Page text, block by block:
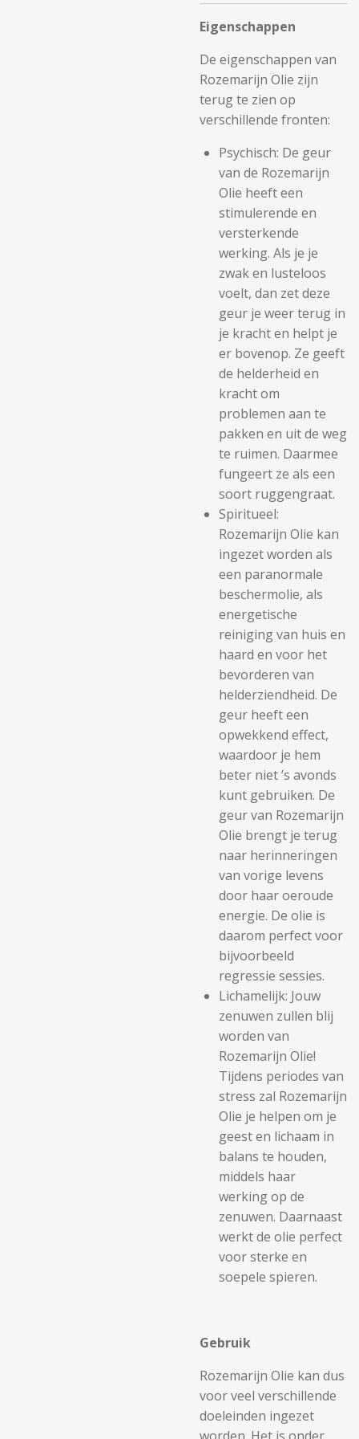
Eigenschappen
De eigenschappen van
Rozemarijn Olie zijn
terug te zien op
verschillende fronten:
Psychisch: De geur
van de Rozemarijn
Olie heeft een
stimulerende en
versterkende
werking. Als je je
zwak en lusteloos
voelt, dan zet deze
geur je weer terug in
je kracht en helpt je
er bovenop. Ze geeft
de helderheid en
kracht om
problemen aan te
pakken en uit de weg
te ruimen. Daarmee
fungeert ze als een
soort ruggengraat.
Spiritueel:
Rozemarijn Olie kan
ingezet worden als
een paranormale
beschermolie, als
energetische
reiniging van huis en
haard en voor het
bevorderen van
helderziendheid. De
geur heeft een
opwekkend effect,
waardoor je hem
beter niet ’s avonds
kunt gebruiken. De
geur van Rozemarijn
Olie brengt je terug
naar herinneringen
van vorige levens
door haar oeroude
energie. De olie is
daarom perfect voor
bijvoorbeeld
regressie sessies.
Lichamelijk: Jouw
zenuwen zullen blij
worden van
Rozemarijn Olie!
Tijdens periodes van
stress zal Rozemarijn
Olie je helpen om je
geest en lichaam in
balans te houden,
middels haar
werking op de
zenuwen. Daarnaast
werkt de olie perfect
voor sterke en
soepele spieren.
Gebruik
Rozemarijn Olie kan dus
voor veel verschillende
doeleinden ingezet